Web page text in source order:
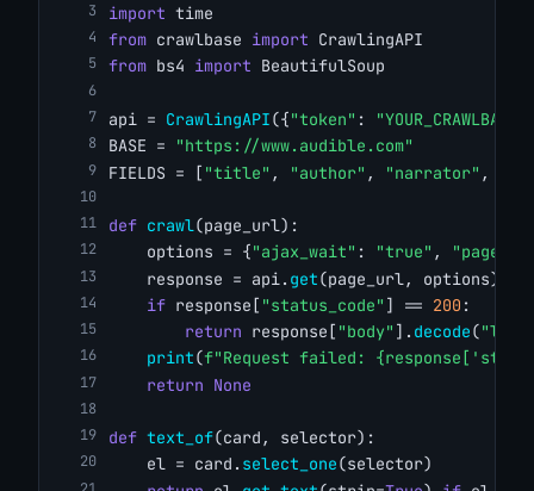
import time
from crawlbase import CrawlingAPI
from bs4 import BeautifulSoup
api = CrawlingAPI({"token" :
BASE =
"https://www.audible.com"
FIELDS = [ "title" , "author" , "narrator" ,
def crawl(page_url):
    options = {
"ajax_wait" : "true" ,
    response = api.
get(page_url, options)
if response[ "status_code" ] == 200 :
return response[ "body" ]. decode(
print(f"Request failed:
return None
def text_of(card, selector):
    el = card.
select_one(selector)